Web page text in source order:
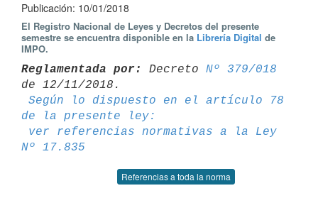
Publicación: 10/01/2018
El Registro Nacional de Leyes y Decretos del presente
semestre se encuentra disponible en la Librería Digital de
IMPO.
Reglamentada por: Decreto Nº 379/018
de 12/11/2018.
Según lo dispuesto en el artículo 78
de la presente ley:
ver referencias normativas a la Ley
Nº 17.835
Referencias a toda la norma